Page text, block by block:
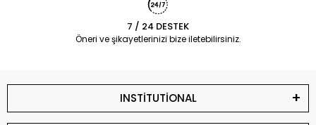
7 / 24 DESTEK
Öneri ve şikayetlerinizi bize iletebilirsiniz.
INSTİTUTİONAL